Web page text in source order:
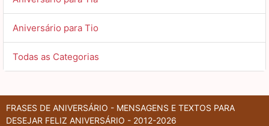
Aniversário para Tio
Todas as Categorias
FRASES DE ANIVERSÁRIO - MENSAGENS E TEXTOS PARA
DESEJAR FELIZ ANIVERSÁRIO - 2012-2026